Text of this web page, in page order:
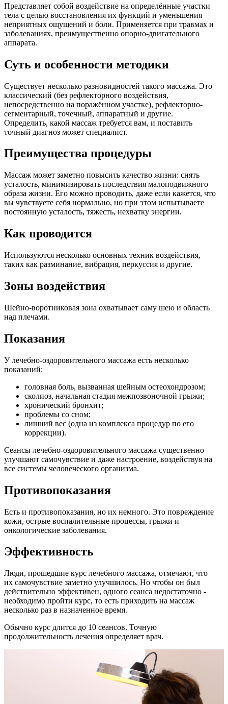
Представляет собой воздействие на определённые участки
тела с целью восстановления их функций и уменьшения
неприятных ощущений и боли. Применяется при травмах и
заболеваниях, преимущественно опорно-двигательного
аппарата.
Суть и особенности методики
Существует несколько разновидностей такого массажа. Это
классический (без рефлекторного воздействия,
непосредственно на поражённом участке), рефлекторно-
сегментарный, точечный, аппаратный и другие.
Определить, какой массаж требуется вам, и поставить
точный диагноз может специалист.
Преимущества процедуры
Массаж может заметно повысить качество жизни: снять
усталость, минимизировать последствия малоподвижного
образа жизни. Его можно проводить, даже если кажется, что
вы чувствуете себя нормально, но при этом испытываете
постоянную усталость, тяжесть, нехватку энергии.
Как проводится
Используются несколько основных техник воздействия,
таких как разминание, вибрация, перкуссия и другие.
Зоны воздействия
Шейно-воротниковая зона охватывает саму шею и область
над плечами.
Показания
У лечебно-оздоровительного массажа есть несколько
показаний:
головная боль, вызванная шейным остеохондрозом;
сколиоз, начальная стадия межпозвоночной грыжи;
хронический бронхит;
проблемы со сном;
лишний вес (одна из комплекса процедур по его
коррекции).
Сеансы лечебно-оздоровительного массажа существенно
улучшают самочувствие и даже настроение, воздействуя на
все системы человеческого организма.
Противопоказания
Есть и противопоказания, но их немного. Это повреждение
кожи, острые воспалительные процессы, грыжи и
онкологические заболевания.
Эффективность
Люди, прошедшие курс лечебного массажа, отмечают, что
их самочувствие заметно улучшилось. Но чтобы он был
действительно эффективен, одного сеанса недостаточно -
необходимо пройти курс, то есть приходить на массаж
несколько раз в назначенное время.
Обычно курс длится до 10 сеансов. Точную
продолжительность лечения определяет врач.